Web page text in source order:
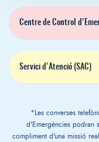
Centre de Control
Servici d'Atenció (SAC)
*Les converses
d'Emergències podran
compliment d'una missió